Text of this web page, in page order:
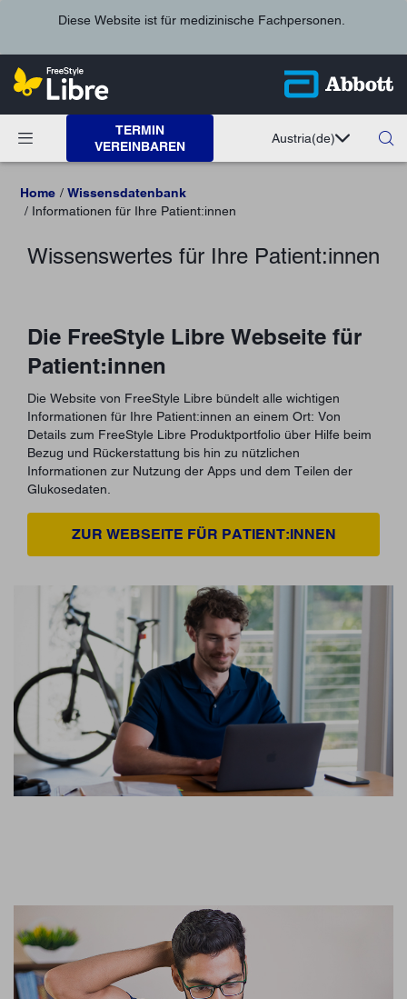
Diese Website ist für medizinische Fachpersonen.
TERMIN
VEREINBAREN
Austria(de)
Home
Wissensdatenbank
Informationen für Ihre Patient:innen
Wissenswertes für Ihre Patient:innen
Die FreeStyle Libre Webseite für
Patient:innen
Die Website von FreeStyle Libre bündelt alle wichtigen
Informationen für Ihre Patient:innen an einem Ort: Von
Details zum FreeStyle Libre Produktportfolio über Hilfe beim
Bezug und Rückerstattung bis hin zu nützlichen
Informationen zur Nutzung der Apps und dem Teilen der
Glukosedaten.
ZUR WEBSEITE FÜR PATIENT:INNEN